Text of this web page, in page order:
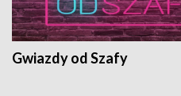
Gwiazdy od Szafy